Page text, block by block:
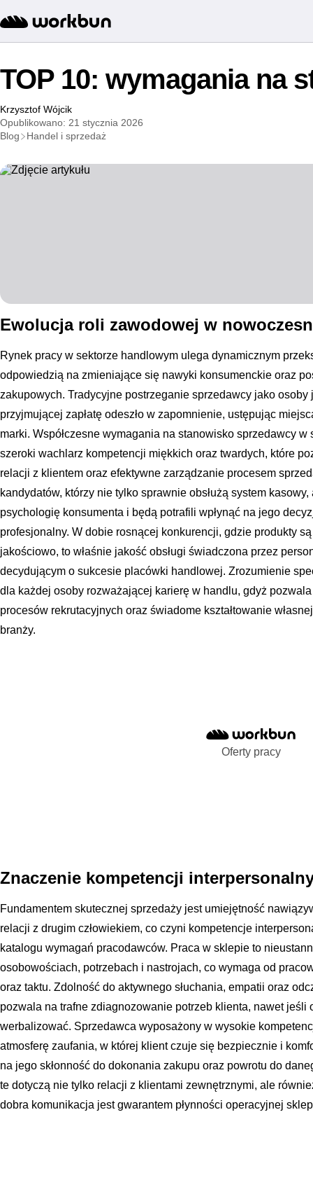
TOP 10: wymagania na
Krzysztof Wójcik
Opublikowano: 21 stycznia 2026
Blog
Handel i sprzedaż
Ewolucja roli zawodowej w
Rynek pracy w sektorze handlowym ulega dynamicznym
odpowiedzią na zmieniające się nawyki konsumenckie oraz
zakupowych. Tradycyjne postrzeganie sprzedawcy jako osoby
przyjmującej zapłatę odeszło w zapomnienie, ustępując
marki. Współczesne wymagania na stanowisko sprzedawcy
szeroki wachlarz kompetencji miękkich oraz twardych, które
relacji z klientem oraz efektywne zarządzanie procesem
kandydatów, którzy nie tylko sprawnie obsłużą system
psychologię konsumenta i będą potrafili wpłynąć na jego
profesjonalny. W dobie rosnącej konkurencji, gdzie produkty
jakościowo, to właśnie jakość obsługi świadczona przez
decydującym o sukcesie placówki handlowej. Zrozumienie
dla każdej osoby rozważającej karierę w handlu, gdyż
procesów rekrutacyjnych oraz świadome kształtowanie
branży.
Oferty pracy
Znaczenie kompetencji
Fundamentem skutecznej sprzedaży jest umiejętność
relacji z drugim człowiekiem, co czyni kompetencje
katalogu wymagań pracodawców. Praca w sklepie to
osobowościach, potrzebach i nastrojach, co wymaga od
oraz taktu. Zdolność do aktywnego słuchania, empatii oraz
pozwala na trafne zdiagnozowanie potrzeb klienta, nawet jeśli
werbalizować. Sprzedawca wyposażony w wysokie
atmosferę zaufania, w której klient czuje się bezpiecznie i
na jego skłonność do dokonania zakupu oraz powrotu do
te dotyczą nie tylko relacji z klientami zewnętrznymi, ale
dobra komunikacja jest gwarantem płynności operacyjnej